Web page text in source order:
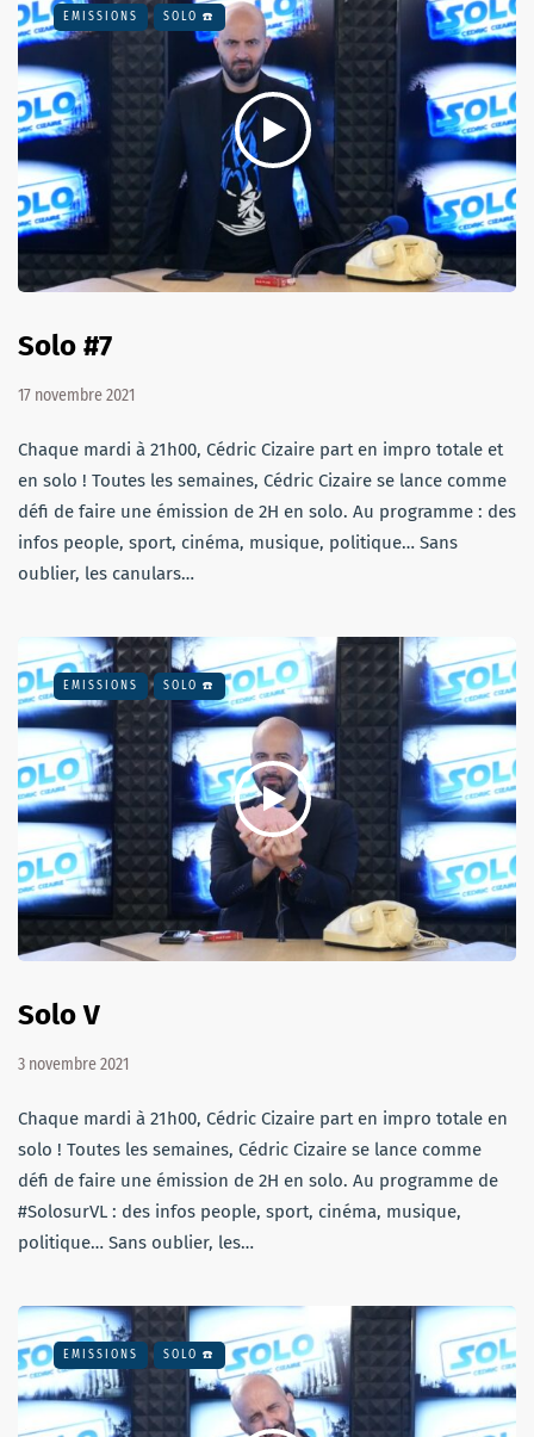
EMISSIONS SOLO ☎️
Solo #7
17 novembre 2021
Chaque mardi à 21h00, Cédric Cizaire part en impro totale et
en solo ! Toutes les semaines, Cédric Cizaire se lance comme
défi de faire une émission de 2H en solo. Au programme : des
infos people, sport, cinéma, musique, politique… Sans
oublier, les canulars…
EMISSIONS SOLO ☎️
Solo V
3 novembre 2021
Chaque mardi à 21h00, Cédric Cizaire part en impro totale en
solo ! Toutes les semaines, Cédric Cizaire se lance comme
défi de faire une émission de 2H en solo. Au programme de
#SolosurVL : des infos people, sport, cinéma, musique,
politique… Sans oublier, les…
EMISSIONS SOLO ☎️